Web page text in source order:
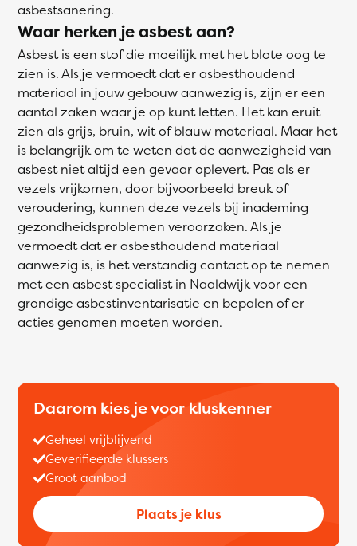
asbestsanering.
Waar herken je asbest aan?
Asbest is een stof die moeilijk met het blote oog te
zien is. Als je vermoedt dat er asbesthoudend
materiaal in jouw gebouw aanwezig is, zijn er een
aantal zaken waar je op kunt letten. Het kan eruit
zien als grijs, bruin, wit of blauw materiaal. Maar het
is belangrijk om te weten dat de aanwezigheid van
asbest niet altijd een gevaar oplevert. Pas als er
vezels vrijkomen, door bijvoorbeeld breuk of
veroudering, kunnen deze vezels bij inademing
gezondheidsproblemen veroorzaken. Als je
vermoedt dat er asbesthoudend materiaal
aanwezig is, is het verstandig contact op te nemen
met een asbest specialist in Naaldwijk voor een
grondige asbestinventarisatie en bepalen of er
acties genomen moeten worden.
Daarom kies je voor kluskenner
Geheel vrijblijvend
Geverifieerde klussers
Groot aanbod
Plaats je klus